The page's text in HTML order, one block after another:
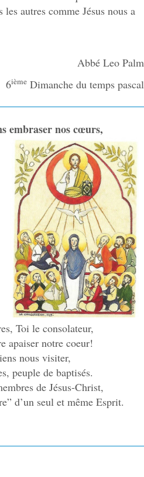
autres comme Jésus nous a
Leo Palm
6ième Dimanche du temps pascal
embraser nos cœurs,
Toi le consolateur,
apaiser notre coeur!
nous visiter,
peuple de baptisés.
de Jésus-Christ,
d’un seul et même Esprit.